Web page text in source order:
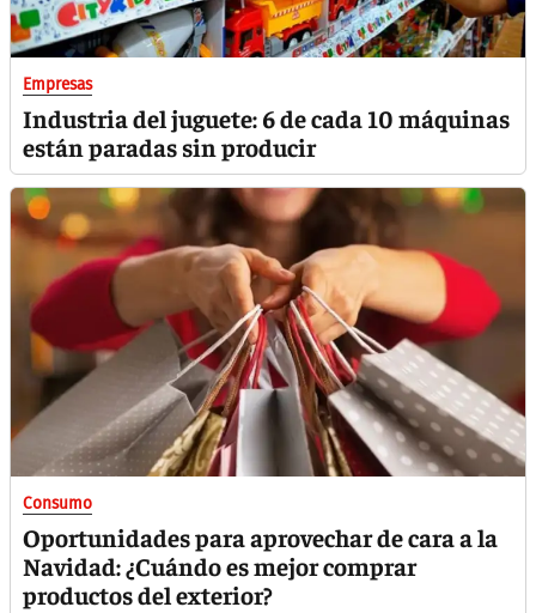
Empresas
Industria del juguete: 6 de cada 10 máquinas
están paradas sin producir
Consumo
Oportunidades para aprovechar de cara a la
Navidad: ¿Cuándo es mejor comprar
productos del exterior?